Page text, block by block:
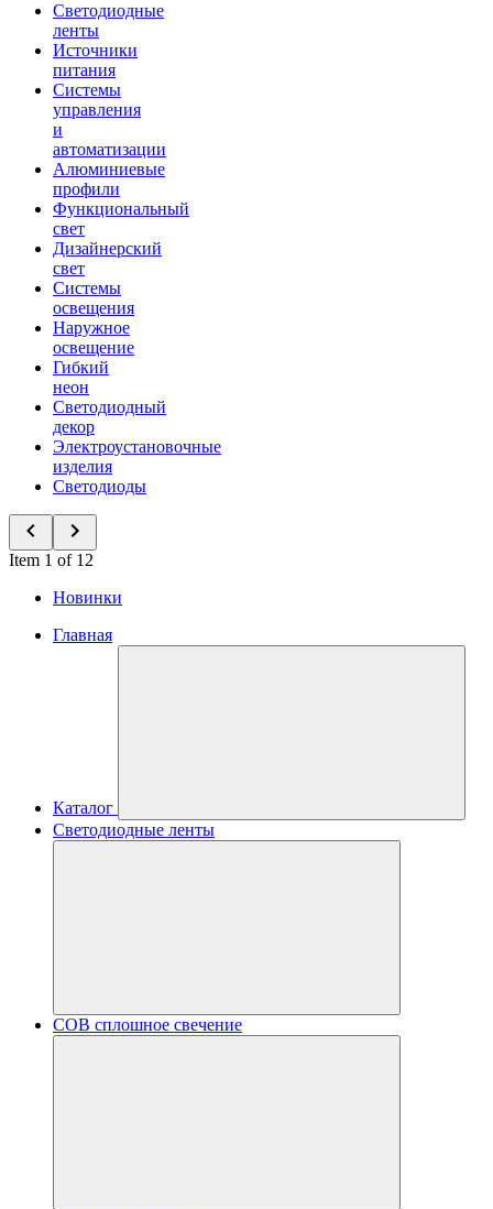
Светодиодные
ленты
Источники
питания
Системы
управления
и
автоматизации
Алюминиевые
профили
Функциональный
свет
Дизайнерский
свет
Системы
освещения
Наружное
освещение
Гибкий
неон
Светодиодный
декор
Электроустановочные
изделия
Светодиоды
Item 1 of 12
Новинки
Главная
Каталог
Светодиодные ленты
COB сплошное свечение